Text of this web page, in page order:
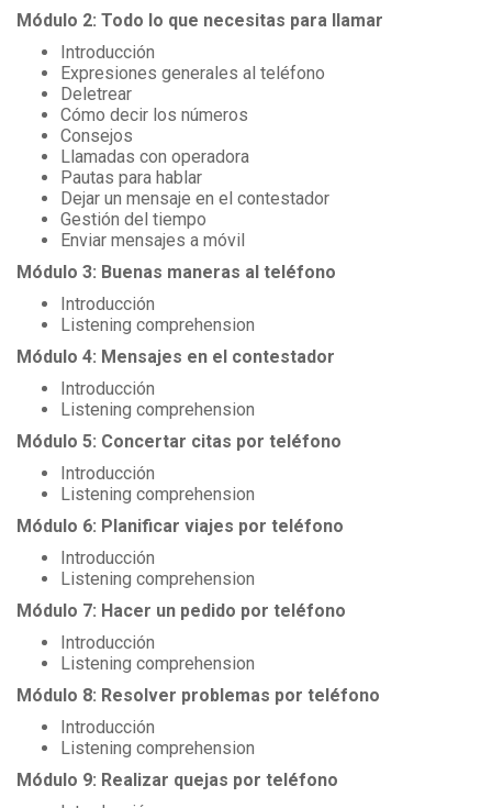
Módulo 2: Todo lo que necesitas para llamar
Introducción
Expresiones generales al teléfono
Deletrear
Cómo decir los números
Consejos
Llamadas con operadora
Pautas para hablar
Dejar un mensaje en el contestador
Gestión del tiempo
Enviar mensajes a móvil
Módulo 3: Buenas maneras al teléfono
Introducción
Listening comprehension
Módulo 4: Mensajes en el contestador
Introducción
Listening comprehension
Módulo 5: Concertar citas por teléfono
Introducción
Listening comprehension
Módulo 6: Planificar viajes por teléfono
Introducción
Listening comprehension
Módulo 7: Hacer un pedido por teléfono
Introducción
Listening comprehension
Módulo 8: Resolver problemas por teléfono
Introducción
Listening comprehension
Módulo 9: Realizar quejas por teléfono